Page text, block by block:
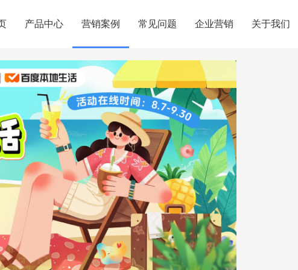
产品中心 营销案例 常见问题 企业营销 关于我们